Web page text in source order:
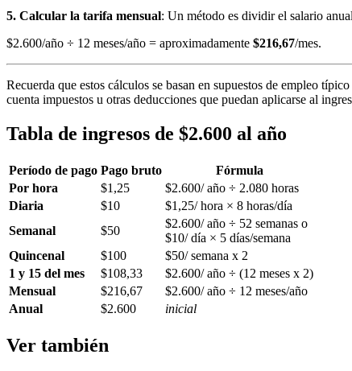
5. Calcular la tarifa mensual: Un método es dividir el salario
$2.600/año ÷ 12 meses/año = aproximadamente $216,67/mes.
Recuerda que estos cálculos se basan en supuestos de empleo
cuenta impuestos u otras deducciones que puedan aplicarse al
Tabla de ingresos de $2.600 al año
Período de pago Pago bruto
Fórmula
Por hora
$1,25
$2.600/ año ÷ 2.080 horas
Diaria
$10
$1,25/ hora × 8 horas/día
Semanal
$50
$2.600/ año ÷ 52 semanas o
$10/ día × 5 días/semana
Quincenal
$100
$50/ semana x 2
1 y 15 del mes
$108,33
$2.600/ año ÷ (12 meses x 2)
Mensual
$216,67
$2.600/ año ÷ 12 meses/año
Anual
$2.600 inicial
Ver también